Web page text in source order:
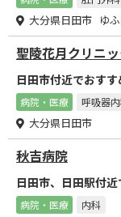
大分県日田市 ゆ
聖陵花月クリニ
日田市付近でおす
病院・医療 呼吸器
大分県日田市
秋吉病院
日田市、日田駅付
病院・医療 内科